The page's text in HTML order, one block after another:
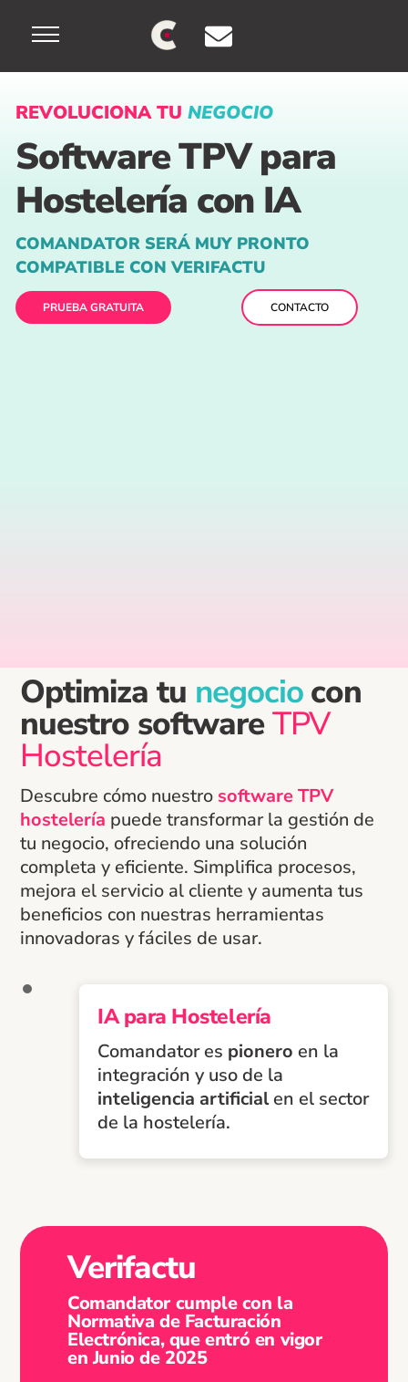
Menu
REVOLUCIONA TU NEGOCIO
Software TPV para
Hostelería con IA
COMANDATOR SERÁ MUY PRONTO
COMPATIBLE CON VERIFACTU
PRUEBA GRATUITA CONTACTO
Optimiza tu negociocon
nuestro softwareTPV
Hostelería
Descubre cómo nuestro software TPV
hostelería puede transformar la gestión de
tu negocio, ofreciendo una solución
completa y eficiente. Simplifica procesos,
mejora el servicio al cliente y aumenta tus
beneficios con nuestras herramientas
innovadoras y fáciles de usar.
IA para Hostelería
Comandator es pionero en la
integración y uso de la
inteligencia artificialen el sector
de la hostelería.
Verifactu
Comandator cumple con la
Normativa de Facturación
Electrónica, que entró en vigor
en Junio de 2025